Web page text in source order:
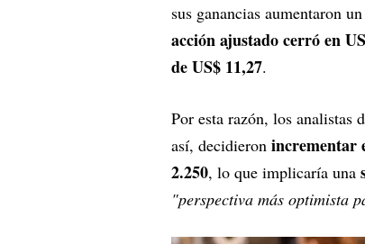
sus ganancias aumentaron
acción ajustado cerró en
de US$ 11,27.
Por esta razón, los analistas
así, decidieron incrementar
2.250, lo que implicaría una
"perspectiva más optimista